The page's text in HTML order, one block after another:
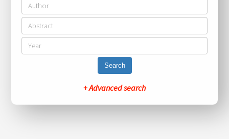
Search
+ Advanced search